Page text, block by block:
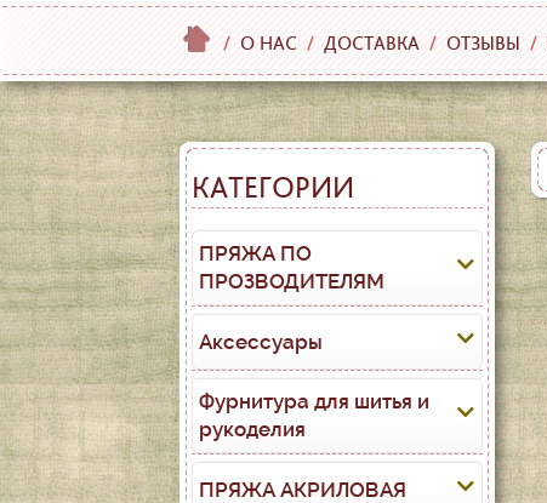
/ О НАС / ДОСТАВКА / ОТЗЫВЫ /
КАТЕГОРИИ
ПРЯЖА ПО
ПРОЗВОДИТЕЛЯМ
Аксессуары
Фурнитура для шитья и
рукоделия
ПРЯЖА АКРИЛОВАЯ